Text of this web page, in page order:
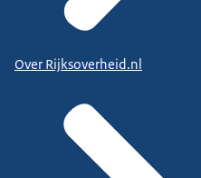
Over Rijksoverheid.nl